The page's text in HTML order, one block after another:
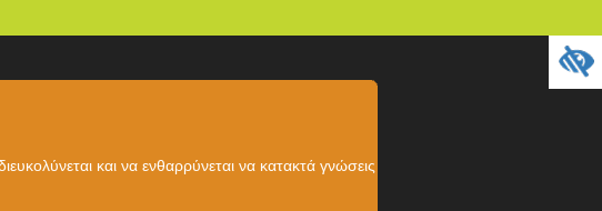
και να ενθαρρύνεται να κατακτά γνώσεις